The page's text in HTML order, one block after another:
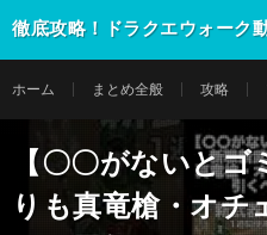
徹底攻略！ドラクエウォーク
ホーム まとめ全般 攻略
【〇〇がないとゴ
りも真竜槍・オチ